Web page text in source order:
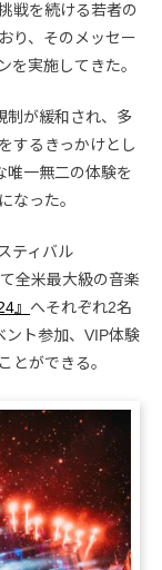
戦を続ける若者の
り、そのメッセー
を実施してきた。
制が緩和され、多
するきっかけとし
唯一無二の体験を
なった。
ティバル
全米最大級の音楽
』 へそれぞれ2名
ント参加、VIP体験
とができる。